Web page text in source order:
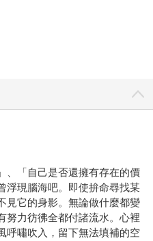
、「自己是否還擁有存在的價
浮現腦海吧。即使拚命尋找某
見它的身影。無論做什麼都變
努力彷彿全都付諸流水。心裡
呼嘯吹入，留下無法填補的空